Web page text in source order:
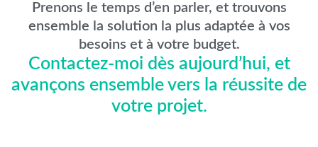
Prenons le temps d’en parler, et trouvons
ensemble la solution la plus adaptée à vos
besoins et à votre budget.
Contactez-moi dès aujourd’hui, et
avançons ensemble vers la réussite de
votre projet.